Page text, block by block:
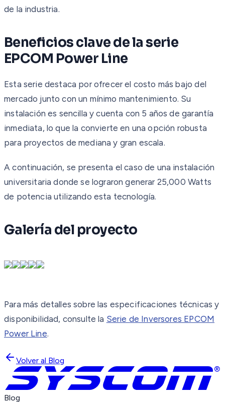
de la industria.
Beneficios clave de la serie
EPCOM Power Line
Esta serie destaca por ofrecer el costo más bajo del
mercado junto con un mínimo mantenimiento. Su
instalación es sencilla y cuenta con 5 años de garantía
inmediata, lo que la convierte en una opción robusta
para proyectos de mediana y gran escala.
A continuación, se presenta el caso de una instalación
universitaria donde se lograron generar 25,000 Watts
de potencia utilizando esta tecnología.
Galería del proyecto
Para más detalles sobre las especificaciones técnicas y
disponibilidad, consulte la Serie de Inversores EPCOM
Power Line.
Volver al Blog
Blog